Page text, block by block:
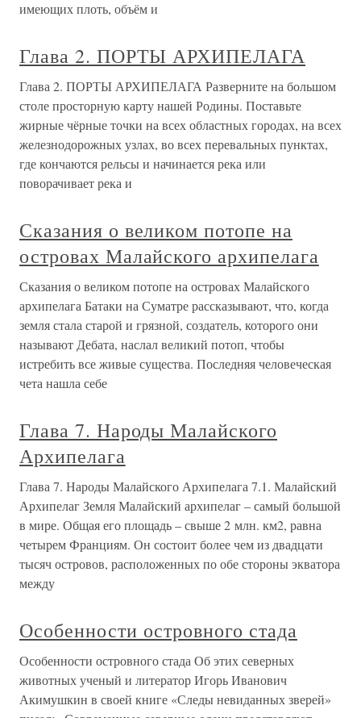
имеющих плоть, объём и
Глава 2. ПОРТЫ АРХИПЕЛАГА
Глава 2. ПОРТЫ АРХИПЕЛАГА Разверните на большом
столе просторную карту нашей Родины. Поставьте
жирные чёрные точки на всех областных городах, на всех
железнодорожных узлах, во всех перевальных пунктах,
где кончаются рельсы и начинается река или
поворачивает река и
Сказания о великом потопе на
островах Малайского архипелага
Сказания о великом потопе на островах Малайского
архипелага Батаки на Суматре рассказывают, что, когда
земля стала старой и грязной, создатель, которого они
называют Дебата, наслал великий потоп, чтобы
истребить все живые существа. Последняя человеческая
чета нашла себе
Глава 7. Народы Малайского
Архипелага
Глава 7. Народы Малайского Архипелага 7.1. Малайский
Архипелаг Земля Малайский архипелаг – самый большой
в мире. Общая его площадь – свыше 2 млн. км2, равна
четырем Франциям. Он состоит более чем из двадцати
тысяч островов, расположенных по обе стороны экватора
между
Особенности островного стада
Особенности островного стада Об этих северных
животных ученый и литератор Игорь Иванович
Акимушкин в своей книге «Следы невиданных зверей»